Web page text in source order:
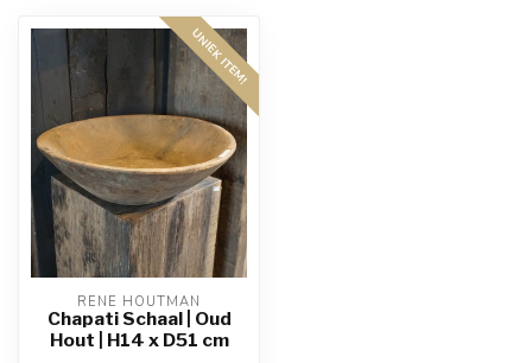
UNIEK ITEM!
RENE HOUTMAN
Chapati Schaal | Oud
Hout | H14 x D51 cm